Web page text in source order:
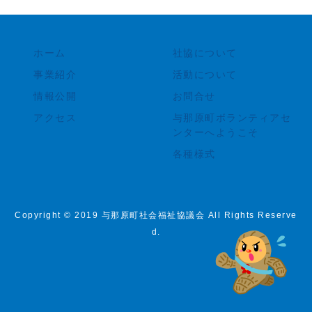
ホーム
社協について
事業紹介
活動について
情報公開
お問合せ
アクセス
与那原町ボランティアセ
ンターへようこそ
各種様式
Copyright © 2019 与那原町社会福祉協議会 All Rights Reserve
d.